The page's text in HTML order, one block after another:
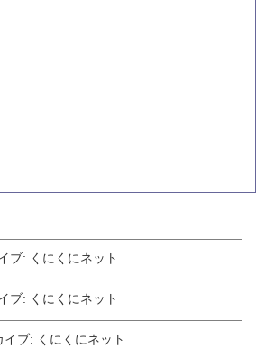
ブ: くにくにネット
ブ: くにくにネット
ブ: くにくにネット